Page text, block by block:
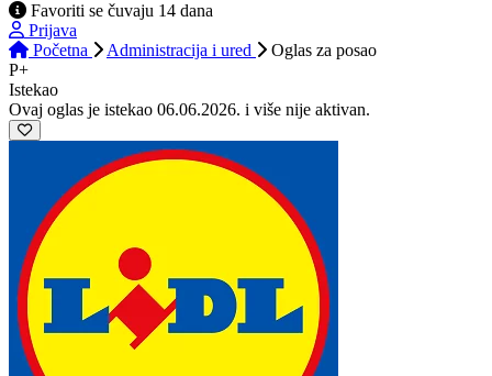
Favoriti se čuvaju 14 dana
Prijava
Početna
Administracija i ured Oglas za posao
P+
Istekao
Ovaj oglas je istekao 06.06.2026. i više nije aktivan.